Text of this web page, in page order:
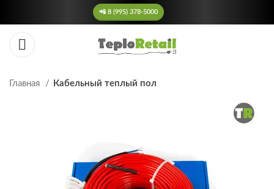
📲 8 (995) 378-5000
Главная Кабельный теплый пол